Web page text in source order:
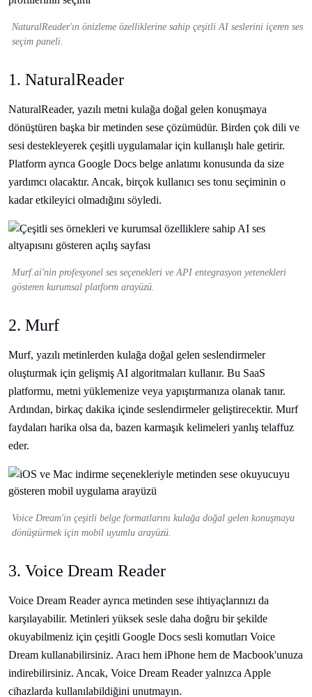
NaturalReader'ın önizleme özelliklerine sahip çeşitli AI seslerini içeren ses
seçim paneli.
1. NaturalReader
NaturalReader, yazılı metni kulağa doğal gelen konuşmaya
dönüştüren başka bir metinden sese çözümüdür. Birden çok dili ve
sesi destekleyerek çeşitli uygulamalar için kullanışlı hale getirir.
Platform ayrıca Google Docs belge anlatımı konusunda da size
yardımcı olacaktır. Ancak, birçok kullanıcı ses tonu seçiminin o
kadar etkileyici olmadığını söyledi.
Murf.ai'nin profesyonel ses seçenekleri ve API entegrasyon yetenekleri
gösteren kurumsal platform arayüzü.
2. Murf
Murf, yazılı metinlerden kulağa doğal gelen seslendirmeler
oluşturmak için gelişmiş AI algoritmaları kullanır. Bu SaaS
platformu, metni yüklemenize veya yapıştırmanıza olanak tanır.
Ardından, birkaç dakika içinde seslendirmeler geliştirecektir. Murf
faydaları harika olsa da, bazen karmaşık kelimeleri yanlış telaffuz
eder.
Voice Dream'in çeşitli belge formatlarını kulağa doğal gelen konuşmaya
dönüştürmek için mobil uyumlu arayüzü.
3. Voice Dream Reader
Voice Dream Reader ayrıca metinden sese ihtiyaçlarınızı da
karşılayabilir. Metinleri yüksek sesle daha doğru bir şekilde
okuyabilmeniz için çeşitli Google Docs sesli komutları Voice
Dream kullanabilirsiniz. Aracı hem iPhone hem de Macbook'unuza
indirebilirsiniz. Ancak, Voice Dream Reader yalnızca Apple
cihazlarda kullanılabildiğini unutmayın.